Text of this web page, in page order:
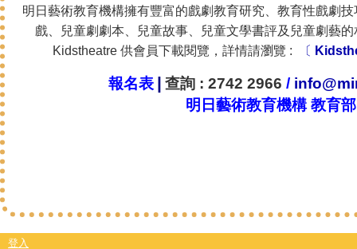
明日藝術教育機構擁有豐富的戲劇教育研究、教育性戲劇
戲、兒童劇劇本、兒童故事、兒童文學書評及兒童劇藝
Kidstheatre 供會員下載閱覽，詳情請瀏覽 :
〔
報名表 | 查詢 : 2742 2966 /
明日藝術教育機構 教育部
登入